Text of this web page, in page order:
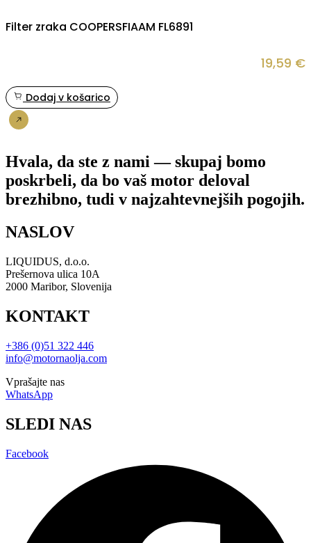
Filter zraka COOPERSFIAAM FL6891
19,59 €
Dodaj v košarico
Hvala, da ste z nami — skupaj bomo
poskrbeli, da bo vaš motor deloval
brezhibno, tudi v najzahtevnejših pogojih.
NASLOV
LIQUIDUS, d.o.o.
Prešernova ulica 10A
2000 Maribor, Slovenija
KONTAKT
+386 (0)51 322 446
info@motornaolja.com
Vprašajte nas
WhatsApp
SLEDI NAS
Facebook